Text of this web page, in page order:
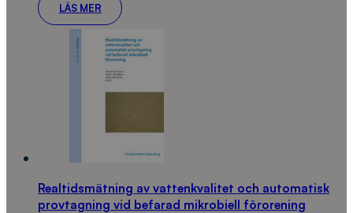
LÄS MER
Realtidsmätning av vattenkvalitet och automatisk
provtagning vid befarad mikrobiell förorening